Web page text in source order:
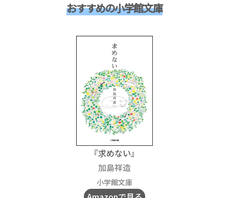
おすすめの小学館文庫
『求めない』
加島祥造
小学館文庫